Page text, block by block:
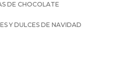
DE CHOCOLATE
Y DULCES DE NAVIDAD